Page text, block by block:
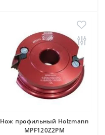
Нож профильный Holzmann
MPF120Z2PM